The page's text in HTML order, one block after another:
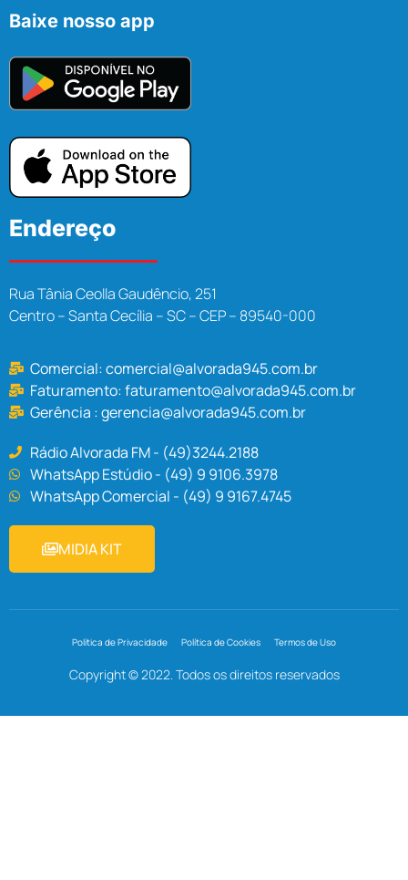
Baixe nosso app
Endereço
Rua Tânia Ceolla Gaudêncio, 251
Centro – Santa Cecília – SC – CEP – 89540-000
Comercial:comercial@alvorada945.com.br
Faturamento:faturamento@alvorada945.com.br
Gerência :gerencia@alvorada945.com.br
Rádio Alvorada FM - (49)3244.2188
WhatsApp Estúdio - (49) 9 9106.3978
WhatsApp Comercial - (49) 9 9167.4745
MIDIA KIT
Política de Privacidade Política de Cookies Termos de Uso
Copyright © 2022. Todos os direitos reservados